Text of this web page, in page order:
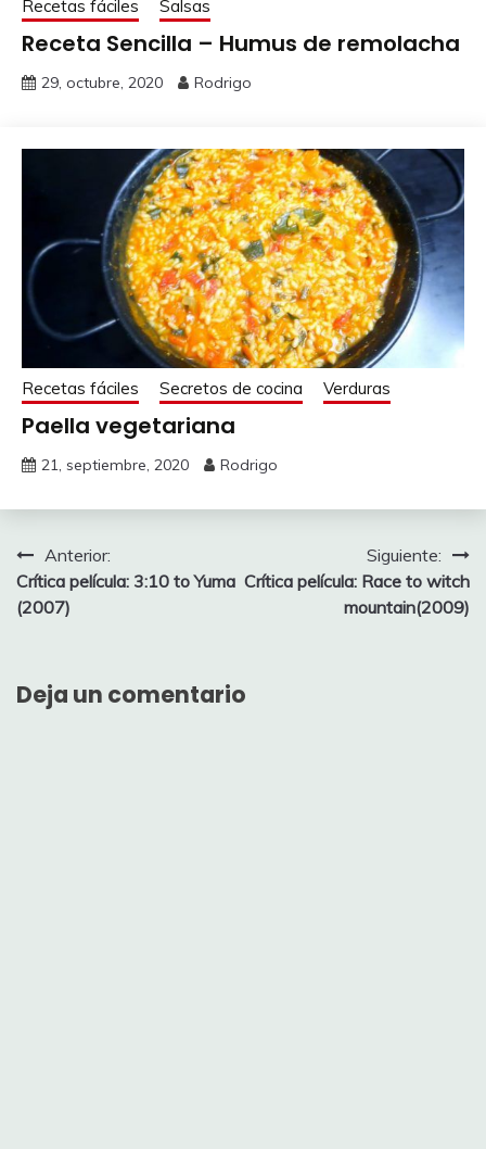
Recetas fáciles Salsas
Receta Sencilla – Humus de remolacha
29, octubre, 2020 Rodrigo
Recetas fáciles Secretos de cocina Verduras
Paella vegetariana
21, septiembre, 2020 Rodrigo
Navegación
de
Anterior:
Crítica película: 3:10 to Yuma
(2007)
Siguiente:
Crítica película: Race to witch
mountain(2009)
Deja un comentario